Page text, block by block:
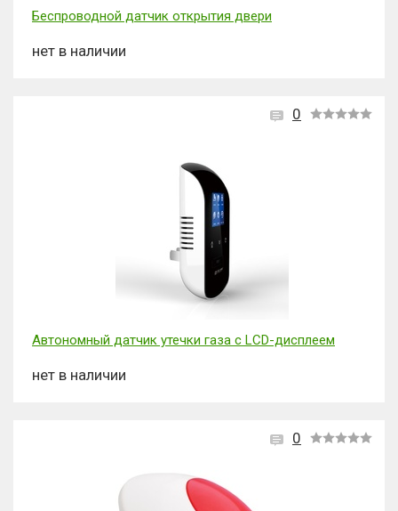
Беспроводной датчик открытия двери
нет в наличии
0
Автономный датчик утечки газа с LCD-дисплеем
нет в наличии
0